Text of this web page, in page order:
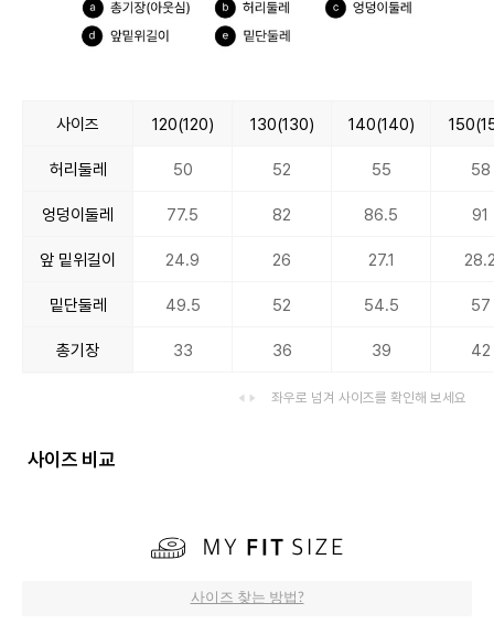
사이즈 120(120) 130(130) 140(140)
허리둘레 50 52 55 58
엉덩이둘레 77.5 82 86.5 91
앞 밑위길이 24.9 26 27.1
밑단둘레 49.5 52 54.5 57
총기장 33 36 39 42
좌우로 넘겨 사이즈를 확인해 보세요
사이즈 비교